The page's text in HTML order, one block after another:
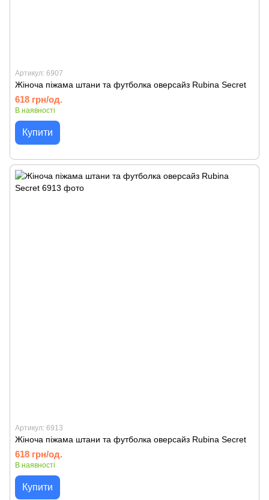
Артикул: 6907
Жіноча піжама штани та футболка оверсайз Rubina Secret
618 грн/од.
В наявності
Купити
Артикул: 6913
Жіноча піжама штани та футболка оверсайз Rubina Secret
618 грн/од.
В наявності
Купити